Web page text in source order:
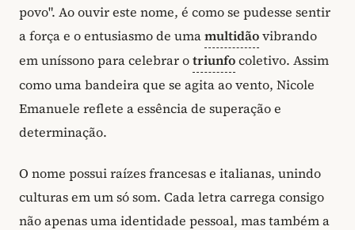
povo". Ao ouvir este nome, é como se pudesse sentir
a força e o entusiasmo de umamultidãovibrando
em uníssono para celebrar otriunfocoletivo. Assim
como uma bandeira que se agita ao vento, Nicole
Emanuele reflete a essência de superação e
determinação.
O nome possui raízes francesas e italianas, unindo
culturas em um só som. Cada letra carrega consigo
não apenas uma identidade pessoal, mas também a